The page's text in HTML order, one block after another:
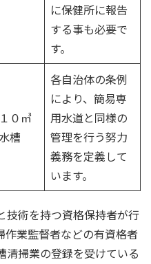
に保健所に報告
する事も必要で
す。
０㎥
槽
各自治体の条例
により、簡易専
用水道と同様の
管理を行う努力
義務を定義して
います。
技術を持つ資格保持者が行
作業監督者などの有資格者
清掃業の登録を受けている